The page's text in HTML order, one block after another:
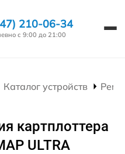
210-06-34
с 9:00 до 21:00
Каталог устройств
картплоттера
ULTRA